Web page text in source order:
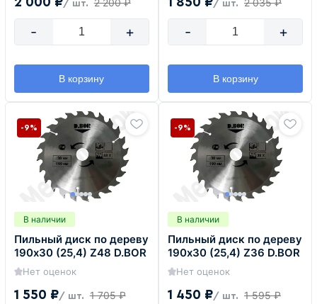
/ шт.
- +
В корзину
/ шт.
- +
В корзину
В наличии
Пильный диск по дереву
190х30 (25,4) Z48 D.BOR
Нет оценок
1 550 ₽/ шт. 1 705 ₽
-9%
В наличии
Пильный диск по дереву
190х30 (25,4) Z36 D.BOR
Нет оценок
1 450 ₽/ шт. 1 595 ₽
-9%